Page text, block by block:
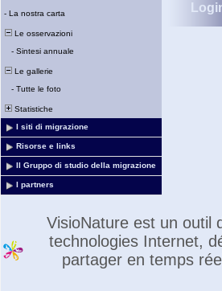
- La nostra carta
Le osservazioni
- Sintesi annuale
Le gallerie
- Tutte le foto
Statistiche
I siti di migrazione
Risorse e links
Il Gruppo di studio della migrazione
I partners
VisioNature est un outil
technologies Internet,
partager en temps